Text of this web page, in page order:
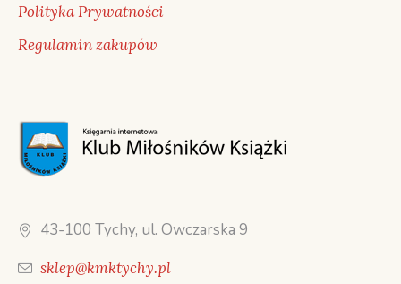
Polityka Prywatności
Regulamin zakupów
43-100 Tychy, ul. Owczarska 9
sklep@kmktychy.pl